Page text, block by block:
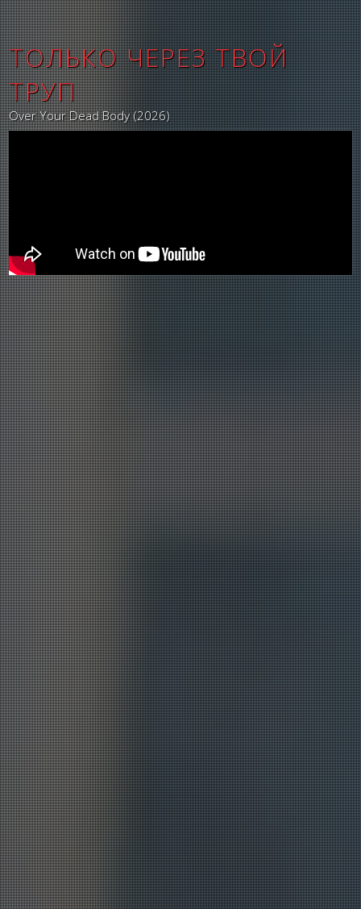
ТОЛЬКО ЧЕРЕЗ ТВОЙ
ТРУП
Over Your Dead Body (2026)